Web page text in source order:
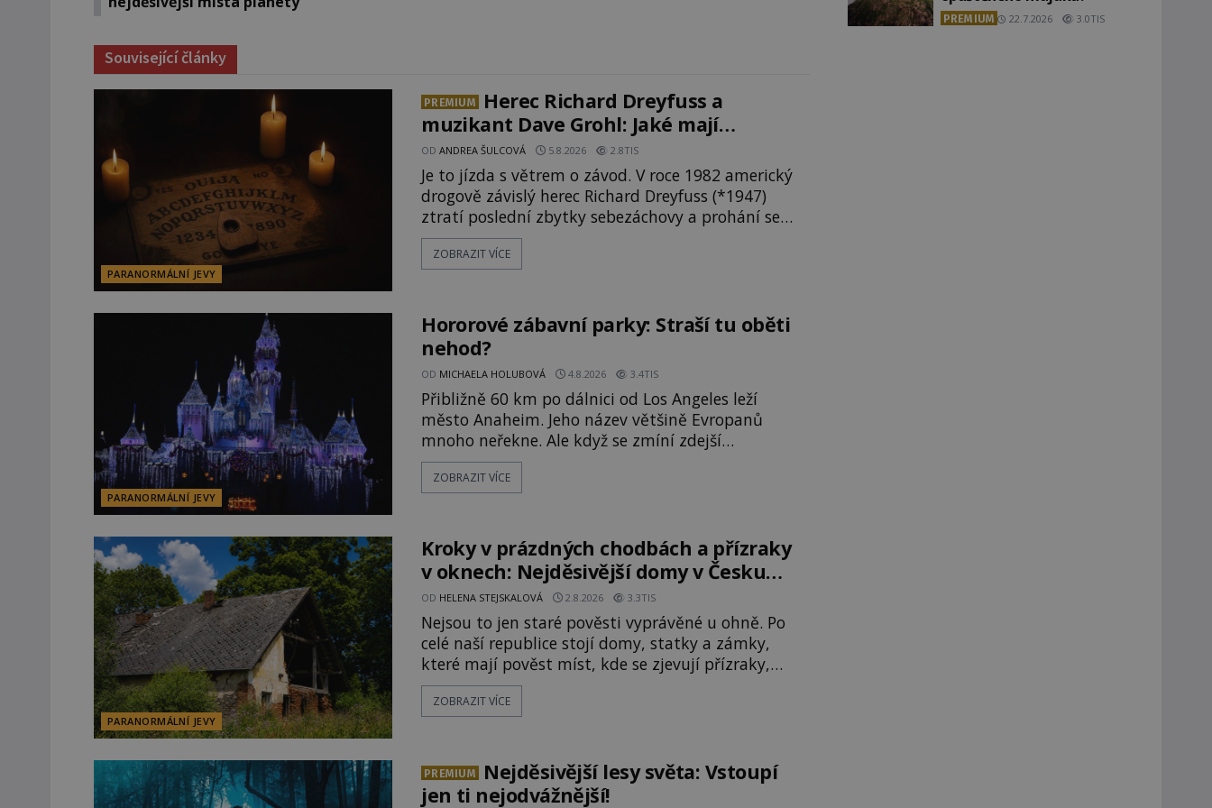
Související články
PARANORMÁLNÍ JEVY
PREMIUM
Herec Richard Dreyfuss a
muzikant Dave Grohl: Jaké mají
paranormální zážitky?
ODANDREA ŠULCOVÁ 5.8.2026 2.8TIS
Je to jízda s větrem o závod. V roce 1982 americký
drogově závislý herec Richard Dreyfuss (*1947)
ztratí poslední zbytky sebezáchovy a prohání se
po silnicích ve svém mercedesu jako utržený ze
řetězu. Vše vyvrcholí katastrofou, když to
Tímto momentem se slavnému
ZOBRAZIT VÍCE
PARANORMÁLNÍ JEVY
Hororové zábavní parky: Straší tu oběti
nehod?
OD MICHAELA HOLUBOVÁ 4.8.2026 3.4TIS
Přibližně 60 km po dálnici od Los Angeles leží
město Anaheim. Jeho název většině Evropanů
mnoho neřekne. Ale když se zmíní zdejší
Disneyland, je hned jasno. Zábavní park vyroste
na poklidném místě bývalého sadu
lidí ročně. A ač je velká snaha to utajit, někteří z
ZOBRAZIT VÍCE
PARANORMÁLNÍ JEVY
Kroky v prázdných chodbách a přízraky
v oknech: Nejděsivější domy v Česku
budí hrůzu
OD HELENA STEJSKALOVÁ 2.8.2026 3.3TIS
Nejsou to jen staré pověsti vyprávěné u ohně. Po
celé naší republice stojí domy, statky a zámky,
které mají pověst míst, kde se zjevují přízraky,
ozývají nevysvětlitelné zvuky nebo se dějí
podivné jevy. Zatímco historici většinou hledají
svědectví po celé generace. A právě tato opakující
se svědectví ud
ZOBRAZIT VÍCE
PREMIUM
Nejděsivější lesy světa: Vstoupí
jen ti nejodvážnější!
PREMIUM 22.7.2026 3.0TIS